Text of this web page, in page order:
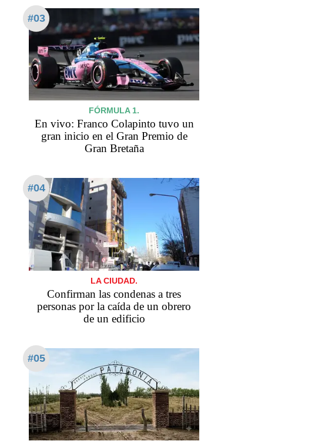
#03
FÓRMULA 1.
En vivo: Franco Colapinto tuvo un
gran inicio en el Gran Premio de
Gran Bretaña
#04
LA CIUDAD.
Confirman las condenas a tres
personas por la caída de un obrero
de un edificio
#05